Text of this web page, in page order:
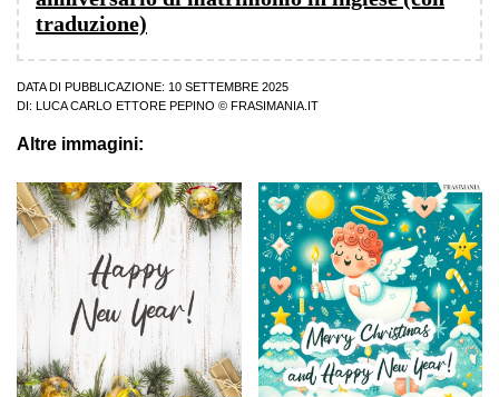
traduzione)
DATA DI PUBBLICAZIONE: 10 SETTEMBRE 2025
DI:
LUCA CARLO ETTORE PEPINO © FRASIMANIA.IT
Altre immagini: